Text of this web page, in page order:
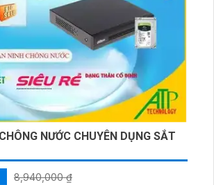
NƯỚC CHUYÊN DỤNG SẮT
8,940,000 ₫